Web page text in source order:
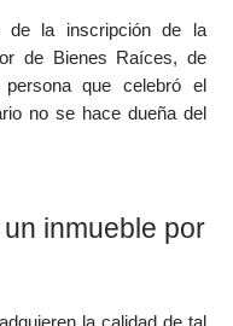
de la inscripción de la
de Bienes Raíces, de
que celebró el
no se hace dueña del
inmueble por
la calidad de tal